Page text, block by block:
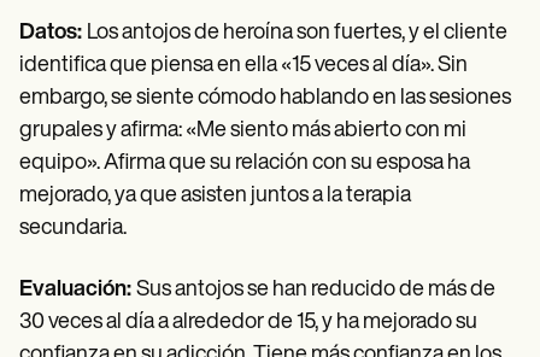
Datos: Los antojos de heroína son fuertes, y el cliente
identifica que piensa en ella «15 veces al día». Sin
embargo, se siente cómodo hablando en las sesiones
grupales y afirma: «Me siento más abierto con mi
equipo». Afirma que su relación con su esposa ha
mejorado, ya que asisten juntos a la terapia
secundaria.
Evaluación: Sus antojos se han reducido de más de
30 veces al día a alrededor de 15, y ha mejorado su